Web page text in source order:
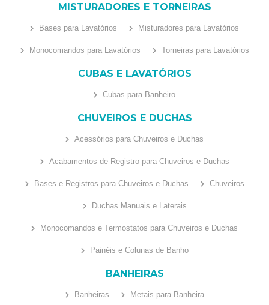
MISTURADORES E TORNEIRAS
Bases para Lavatórios Misturadores para Lavatórios
Monocomandos para Lavatórios Torneiras para Lavatórios
CUBAS E LAVATÓRIOS
Cubas para Banheiro
CHUVEIROS E DUCHAS
Acessórios para Chuveiros e Duchas
Acabamentos de Registro para Chuveiros e Duchas
Bases e Registros para Chuveiros e Duchas Chuveiros
Duchas Manuais e Laterais
Monocomandos e Termostatos para Chuveiros e Duchas
Painéis e Colunas de Banho
BANHEIRAS
Banheiras Metais para Banheira